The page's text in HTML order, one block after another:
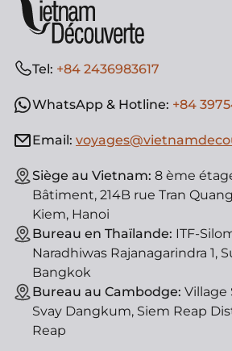
Tel: +84 2436983617
WhatsApp & Hotline: +84
Email:
Siège au Vietnam: 8 ème
Bâtiment, 214B rue Tran
Kiem, Hanoi
Bureau en Thaïlande: ITF-
Naradhiwas Rajanagarindra 1,
Bangkok
Bureau au Cambodge: Village
Svay Dangkum, Siem Reap
Reap